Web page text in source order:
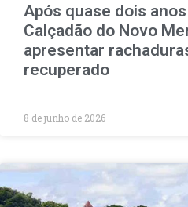
Após quase dois
Calçadão do Novo
apresentar
recuperado
8 de junho de 2026